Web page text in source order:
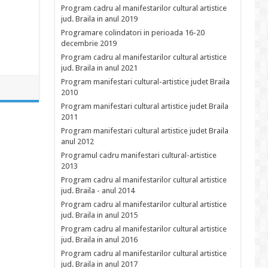
Program cadru al manifestarilor cultural artistice
jud. Braila in anul 2019
Programare colindatori in perioada 16-20
decembrie 2019
Program cadru al manifestarilor cultural artistice
jud. Braila in anul 2021
Program manifestari cultural-artistice judet Braila
2010
Program manifestari cultural artistice judet Braila
2011
Program manifestari cultural artistice judet Braila
anul 2012
Programul cadru manifestari cultural-artistice
2013
Program cadru al manifestarilor cultural artistice
jud. Braila - anul 2014
Program cadru al manifestarilor cultural artistice
jud. Braila in anul 2015
Program cadru al manifestarilor cultural artistice
jud. Braila in anul 2016
Program cadru al manifestarilor cultural artistice
jud. Braila in anul 2017